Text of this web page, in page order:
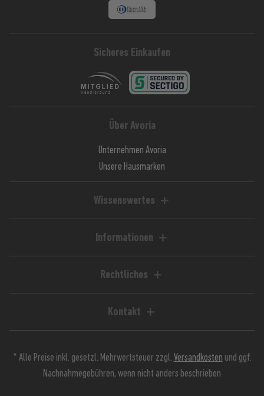
Sicheres Einkaufen
Über Avoria
Unternehmen Avoria
Unsere Hausmarken
Wissenswertes
Magazin / Blog
Informationen
Kundenkonto
Lieferzeiten
Jugendschutz
Rechtliches
AGB
Datenschutz
Kundeninfos
Kontakt
Avoria GmbH
90574 Roßtal
* Alle Preise inkl. gesetzl. Mehrwertsteuer zzgl. Versandkosten und ggf.
Nachnahmegebühren, wenn nicht anders beschrieben